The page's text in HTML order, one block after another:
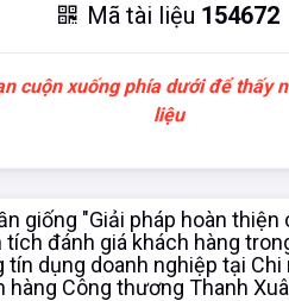
Mã tài liệu 154672
cuộn xuống phía dưới để thấy
liệu
giống "Giải pháp hoàn thiện
tích đánh giá khách hàng
tín dụng doanh nghiệp tại Chi
hàng Công thương Thanh